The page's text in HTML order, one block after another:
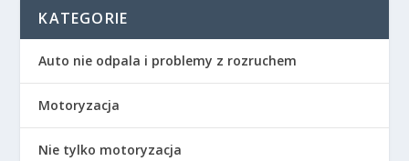
KATEGORIE
Auto nie odpala i problemy z rozruchem
Motoryzacja
Nie tylko motoryzacja